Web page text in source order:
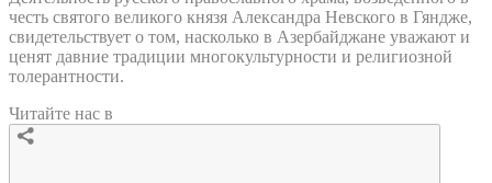
честь святого великого князя Александра Невского в Гяндже,
свидетельствует о том, насколько в Азербайджане уважают и
ценят давние традиции многокультурности и религиозной
толерантности.
Читайте нас в